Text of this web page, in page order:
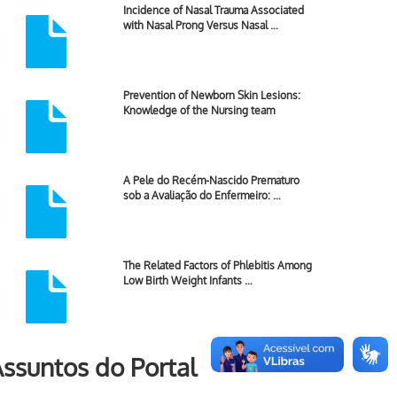
Incidence of Nasal Trauma Associated
with Nasal Prong Versus Nasal …
Prevention of Newborn Skin Lesions:
Knowledge of the Nursing team
A Pele do Recém-Nascido Prematuro
sob a Avaliação do Enfermeiro: …
The Related Factors of Phlebitis Among
Low Birth Weight Infants …
do Portal